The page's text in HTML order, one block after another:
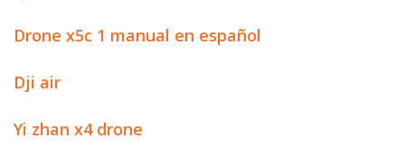
Drone x5c 1 manual en español
Dji air
Yi zhan x4 drone